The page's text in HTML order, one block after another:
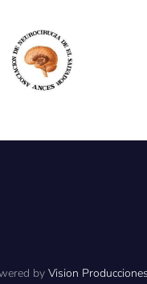
by Vision Producciones